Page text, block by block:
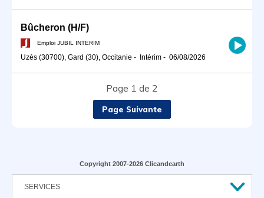
Bûcheron (H/F)
Emploi JUBIL INTERIM
Uzès (30700), Gard (30), Occitanie - Intérim - 06/08/2026
Page 1 de 2
Page Suivante
Copyright 2007-2026 Clicandearth
SERVICES